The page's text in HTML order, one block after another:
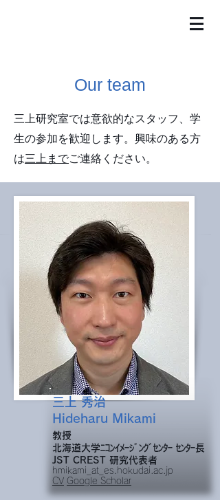
Our team
​三上研究室では意欲的なスタッフ、学
生の参加を歓迎します。興味のある方
は三上までご連絡ください。
三上 秀治
Hideharu Mikami
教授
​北海道大学ﾆｺﾝｲﾒｰｼﾞﾝｸﾞｾﾝﾀｰ ｾﾝﾀｰ長
JST CREST 研究代表者
hmikami_at_es.hokudai.ac.jp
CV Google Scholar